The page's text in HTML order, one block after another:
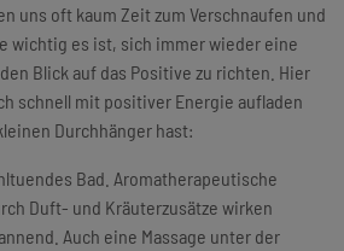
uns oft kaum Zeit zum Verschnaufen und
wichtig es ist, sich immer wieder eine
Blick auf das Positive zu richten. Hier
schnell mit positiver Energie aufladen
Durchhänger hast:
Bad. Aromatherapeutische
Duft- und Kräuterzusätze wirken
Auch eine Massage unter der